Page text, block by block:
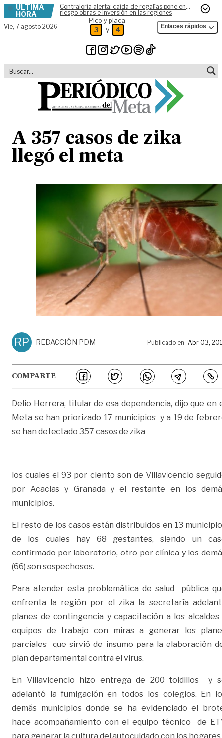
Skip to content
ÚLTIMA
HORA
Contraloría alerta: caída de regalías pone en
riesgo obras e inversión en las regiones
Vie, 7 agosto 2026
Pico y placa
3 y 4 Enlaces rápidos
A 357 casos de zika
llegó el meta
RP REDACCIÓN PDM Publicado en Abr 03,
COMPARTE
Delio Herrera, titular de esa dependencia, dijo que en
Meta se han priorizado 17 municipios y a 19 de
se han detectado 357 casos de zika
los cuales el 93 por ciento son de Villavicencio
por Acacias y Granada y el restante en los
municipios.
El resto de los casos están distribuidos en 13
de los cuales hay 68 gestantes, siendo un
confirmado por laboratorio, otro por clínica y los
(66) son sospechosos.
Para atender esta problemática de salud pública
enfrenta la región por el zika la secretaría
planes de contingencia y capacitación a los alcaldes
equipos de trabajo con miras a generar los
parciales que sirvió de insumo para la elaboración
plan departamental contra el virus.
En Villavicencio hizo entrega de 200 toldillos y
adelantó la fumigación en todos los colegios. En
demás municipios donde se ha evidenciado el
hace acompañamiento con el equipo técnico de
para generar la cultura del autocuidado con los hogares.